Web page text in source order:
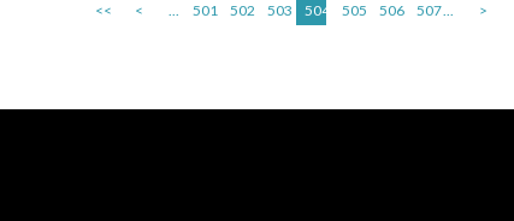
<< < ... 501 502 503 504 505 506 507... >